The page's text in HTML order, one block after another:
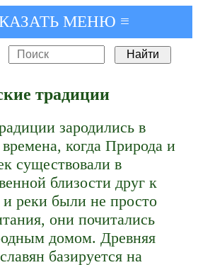
МЕНЮ ≡
традиции
зародились в
когда Природа и
существовали в
близости друг к
и реки были не просто
они почитались
домом. Древняя
базируется на